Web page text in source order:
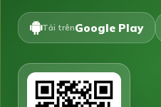
Tải trênGoogle Play